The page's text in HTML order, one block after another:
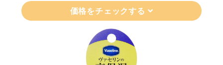
価格をチェックする